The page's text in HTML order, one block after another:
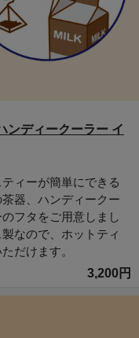
ンディークーラー イ
ィーが簡単にできる
器、ハンディークー
フタをご用意しまし
なので、ホットティ
だけます。
3,200円